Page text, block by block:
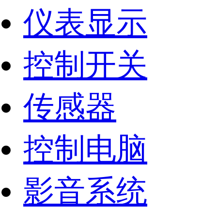
仪表显示
控制开关
传感器
控制电脑
影音系统